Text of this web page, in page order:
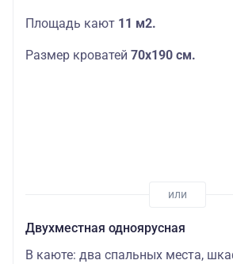
Площадь кают 11 м2.
Размер кроватей 70х190 см.
Двухместная одноярусная
В каюте: два спальных места,